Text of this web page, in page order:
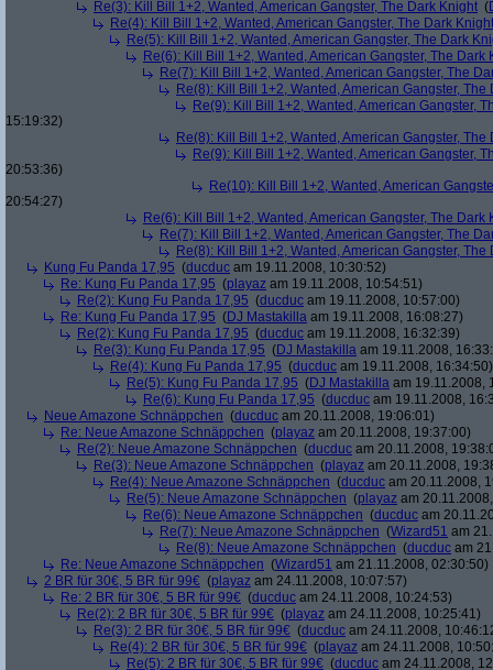
Re(3): Kill Bill 1+2, Wanted, American Gangster, The Dark Knight (
Re(4): Kill Bill 1+2, Wanted, American Gangster, The Dark Knight
Re(5): Kill Bill 1+2, Wanted, American Gangster, The Dark
Re(6): Kill Bill 1+2, Wanted, American Gangster, The Dark
Re(7): Kill Bill 1+2, Wanted, American Gangster, The
Re(8): Kill Bill 1+2, Wanted, American Gangster, The
Re(9): Kill Bill 1+2, Wanted, American Gangster,
15:19:32)
Re(8): Kill Bill 1+2, Wanted, American Gangster, The
Re(9): Kill Bill 1+2, Wanted, American Gangster,
20:53:36)
Re(10): Kill Bill 1+2, Wanted, American
20:54:27)
Re(6): Kill Bill 1+2, Wanted, American Gangster, The Dark
Re(7): Kill Bill 1+2, Wanted, American Gangster, The
Re(8): Kill Bill 1+2, Wanted, American Gangster, The
Kung Fu Panda 17,95 (ducduc am 19.11.2008, 10:30:52)
Re: Kung Fu Panda 17,95 (playaz am 19.11.2008, 10:54:51)
Re(2): Kung Fu Panda 17,95 (ducduc am 19.11.2008, 10:57:00)
Re: Kung Fu Panda 17,95 (DJ Mastakilla am 19.11.2008, 16:08:27)
Re(2): Kung Fu Panda 17,95 (ducduc am 19.11.2008, 16:32:39)
Re(3): Kung Fu Panda 17,95 (DJ Mastakilla am 19.11.2008,
Re(4): Kung Fu Panda 17,95 (ducduc am 19.11.2008, 16:34:50)
Re(5): Kung Fu Panda 17,95 (DJ Mastakilla am 19.11.2008,
Re(6): Kung Fu Panda 17,95 (ducduc am 19.11.2008,
Neue Amazone Schnäppchen (ducduc am 20.11.2008, 19:06:01)
Re: Neue Amazone Schnäppchen (playaz am 20.11.2008, 19:37:00)
Re(2): Neue Amazone Schnäppchen (ducduc am 20.11.2008,
Re(3): Neue Amazone Schnäppchen (playaz am 20.11.2008,
Re(4): Neue Amazone Schnäppchen (ducduc am 20.11.2008,
Re(5): Neue Amazone Schnäppchen (playaz am
Re(6): Neue Amazone Schnäppchen (ducduc am
Re(7): Neue Amazone Schnäppchen (Wizard51 am
Re(8): Neue Amazone Schnäppchen (ducduc am
Re: Neue Amazone Schnäppchen (Wizard51 am 21.11.2008, 02:30:50)
2 BR für 30€, 5 BR für 99€ (playaz am 24.11.2008, 10:07:57)
Re: 2 BR für 30€, 5 BR für 99€ (ducduc am 24.11.2008, 10:24:53)
Re(2): 2 BR für 30€, 5 BR für 99€ (playaz am 24.11.2008, 10:25:41)
Re(3): 2 BR für 30€, 5 BR für 99€ (ducduc am 24.11.2008,
Re(4): 2 BR für 30€, 5 BR für 99€ (playaz am 24.11.2008,
Re(5): 2 BR für 30€, 5 BR für 99€ (ducduc am 24.11.2008,